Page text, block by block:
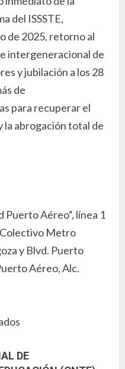
del ISSSTE,
de 2025, retorno al
intergeneracional de
y jubilación a los 28
de
para recuperar el
la abrogación total de
Puerto Aéreo“, línea 1
Metro
y Blvd. Puerto
Aéreo, Alc.
DE